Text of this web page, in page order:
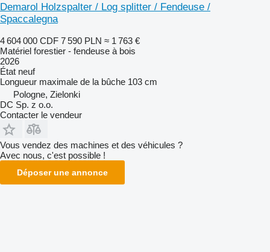
Demarol Holzspalter / Log splitter / Fendeuse /
Spaccalegna
4 604 000 CDF 7 590 PLN ≈ 1 763 €
Matériel forestier - fendeuse à bois
2026
État neuf
Longueur maximale de la bûche 103 cm
Pologne, Zielonki
DC Sp. z o.o.
Contacter le vendeur
Vous vendez des machines et des véhicules ?
Avec nous, c'est possible !
Déposer une annonce